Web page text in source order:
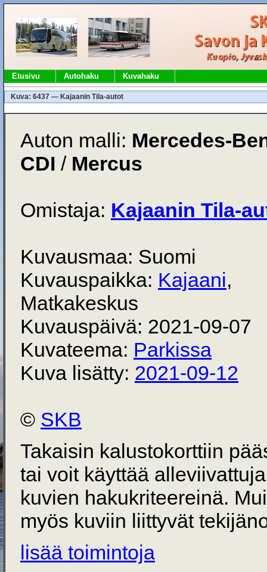
Etusivu Autohaku Kuvahaku
Kuva: 6437 — Kajaanin Tila-autot
Auton malli: Mercedes-
CDI / Mercus
Omistaja: Kajaanin Tila-
Kuvausmaa: Suomi
Kuvauspaikka: Kajaani,
Matkakeskus
Kuvauspäivä: 2021-09-07
Kuvateema: Parkissa
Kuva lisätty: 2021-09-12
© SKB
Takaisin kalustokorttiin
tai voit käyttää
kuvien hakukriteereinä.
myös kuviin liittyvät
lisää toimintoja